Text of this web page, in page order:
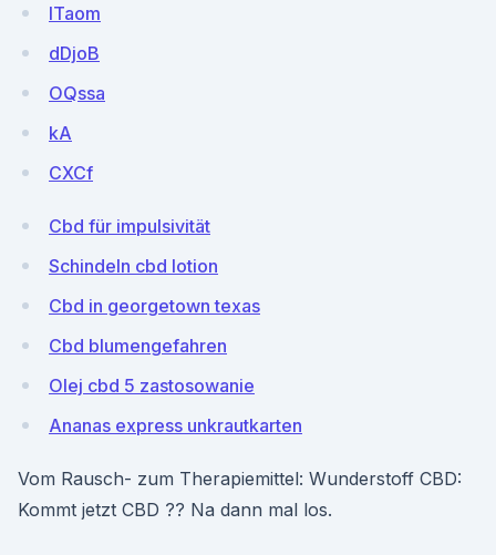
ITaom
dDjoB
OQssa
kA
CXCf
Cbd für impulsivität
Schindeln cbd lotion
Cbd in georgetown texas
Cbd blumengefahren
Olej cbd 5 zastosowanie
Ananas express unkrautkarten
Vom Rausch- zum Therapiemittel: Wunderstoff CBD:
Kommt jetzt CBD ?? Na dann mal los.